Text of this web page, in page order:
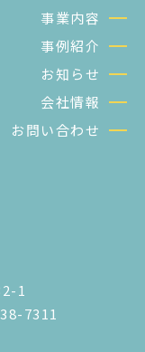
事業内容
事例紹介
お知らせ
会社情報
お問い合わせ
1
7311